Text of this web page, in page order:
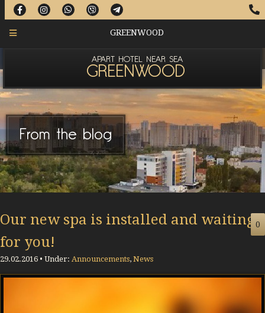
GREENWOOD
APART HOTEL NEAR SEA
GREENWOOD
From the blog
Our new spa is installed and waiting
for you!
29.02.2016 • Under: Announcements, News
0